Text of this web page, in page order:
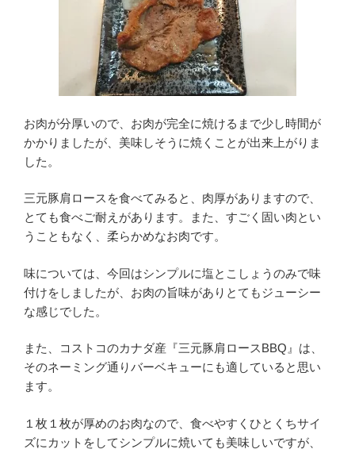
お肉が分厚いので、お肉が完全に焼けるまで少し時間が
かかりましたが、美味しそうに焼くことが出来上がりま
した。
三元豚肩ロースを食べてみると、肉厚がありますので、
とても食べご耐えがあります。また、すごく固い肉とい
うこともなく、柔らかめなお肉です。
味については、今回はシンプルに塩とこしょうのみで味
付けをしましたが、お肉の旨味がありとてもジューシー
な感じでした。
また、コストコのカナダ産『三元豚肩ロースBBQ』は、
そのネーミング通りバーベキューにも適していると思い
ます。
１枚１枚が厚めのお肉なので、食べやすくひとくちサイ
ズにカットをしてシンプルに焼いても美味しいですが、